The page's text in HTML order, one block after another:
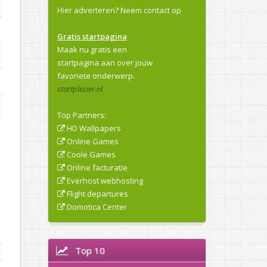
Hier adverteren?Neem contact op
Gratis startpagina
Maak nu gratis een
startpagina aan over jouw
favoriete onderwerp.
startplezier.nl
Top Partners:
HD Wallpapers
Online Games
Coole Games
Online facturatie
Everhost webhosting
Flight departures
Domotica Center
Top 10